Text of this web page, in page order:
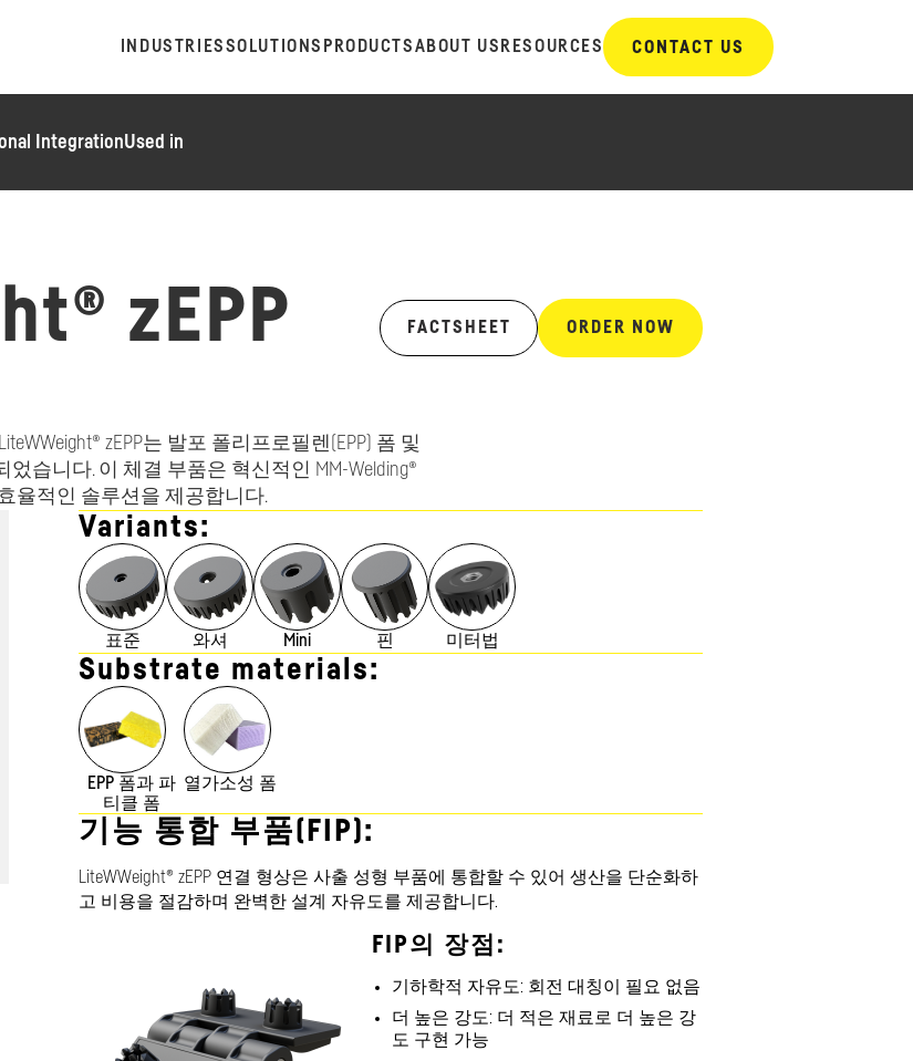
INDUSTRIESSOLUTIONS PRODUCTSABOUT US RESOURCES CONTACT US
IntegrationUsed in
zEPP FACTSHEET ORDER NOW
zEPP는 발포 폴리프로필렌(EPP) 폼 및
습니다. 이 체결 부품은 혁신적인 MM-Welding®
율적인 솔루션을 제공합니다.
Variants:
표준 와셔 Mini 핀 미터법
Substrate materials:
EPP 폼과 파
티클 폼
열가소성 폼
기능 통합 부품(FIP):
LiteWWeight® zEPP 연결 형상은 사출 성형 부품에 통합할 수 있어 생산을 단순화하
고 비용을 절감하며 완벽한 설계 자유도를 제공합니다.
FIP의 장점:
기하학적 자유도: 회전 대칭이 필요 없음
더 높은 강도: 더 적은 재료로 더 높은 강
도 구현 가능